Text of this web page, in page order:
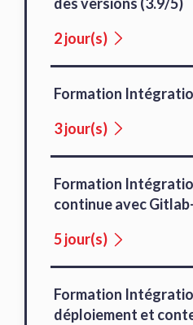
2 jour(s)
Formation
3 jour(s)
Formation
continue avec
5 jour(s)
Formation
déploiement et